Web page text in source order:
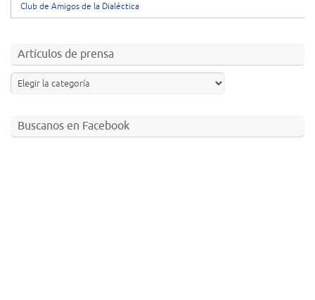
Club de Amigos de la Dialéctica
Artículos de prensa
Buscanos en Facebook